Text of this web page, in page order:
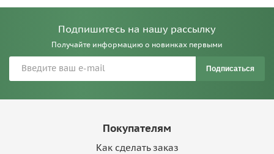
Подпишитесь на нашу рассылку
Получайте информацию о новинках первыми
Подписаться
Покупателям
Как сделать заказ